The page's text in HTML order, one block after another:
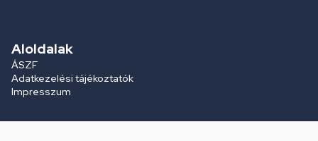
Aloldalak
ÁSZF
Adatkezelési tájékoztatók
Impresszum